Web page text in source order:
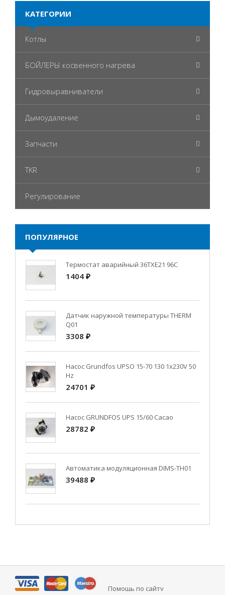
КАТЕГОРИИ
Котлы
БОЙЛЕРЫ косвенного нагрева
Гидровыравниватели
Дымоудаление
Запчасти
TKR
Регулирование
ПОПУЛЯРНОЕ
Термостат аварийный 36TXE21 96C
1404 ₽
Датчик наружной температуры THERM
Q01
3308 ₽
Насос Grundfos UPSO 15-70 130 1x230V 50
Hz
24701 ₽
Насос GRUNDFOS UPS 15/60 Cacao
28782 ₽
Автоматика модуляционная DIMS-TH01
39488 ₽
Помощь по сайту